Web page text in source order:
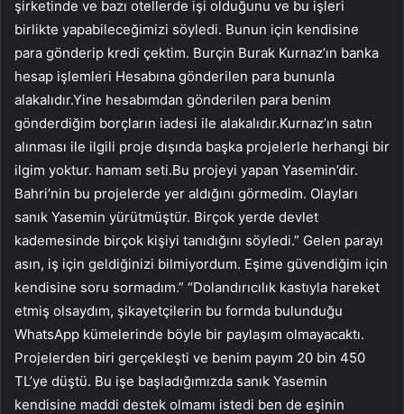
şirketinde ve bazı otellerde işi olduğunu ve bu işleri
birlikte yapabileceğimizi söyledi. Bunun için kendisine
para gönderip kredi çektim. Burçin Burak Kurnaz’ın banka
hesap işlemleri Hesabına gönderilen para bununla
alakalıdır.Yine hesabımdan gönderilen para benim
gönderdiğim borçların iadesi ile alakalıdır.Kurnaz’ın satın
alınması ile ilgili proje dışında başka projelerle herhangi bir
ilgim yoktur. hamam seti.Bu projeyi yapan Yasemin’dir.
Bahri’nin bu projelerde yer aldığını görmedim. Olayları
sanık Yasemin yürütmüştür. Birçok yerde devlet
kademesinde birçok kişiyi tanıdığını söyledi.” Gelen parayı
asın, iş için geldiğinizi bilmiyordum. Eşime güvendiğim için
kendisine soru sormadım.” “Dolandırıcılık kastıyla hareket
etmiş olsaydım, şikayetçilerin bu formda bulunduğu
WhatsApp kümelerinde böyle bir paylaşım olmayacaktı.
Projelerden biri gerçekleşti ve benim payım 20 bin 450
TL’ye düştü. Bu işe başladığımızda sanık Yasemin
kendisine maddi destek olmamı istedi ben de eşinin